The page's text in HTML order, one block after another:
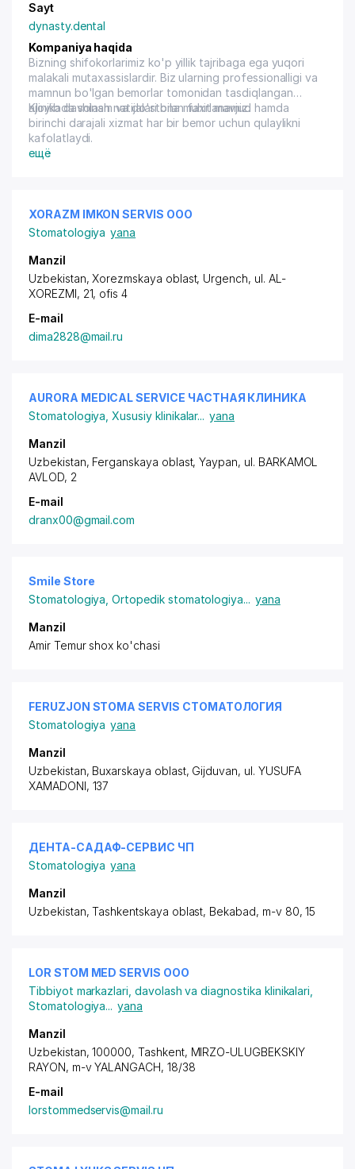
Sayt
dynasty.dental
Kompaniya haqida
Bizning shifokorlarimiz ko'p yillik tajribaga ega yuqori
malakali mutaxassislardir. Biz ularning professionalligi va
mamnun bo'lgan bemorlar tomonidan tasdiqlangan
ajoyib davolash natijalari bilan faxrlanamiz.
Klinikada shinam va do'stona muhit mavjud hamda
birinchi darajali xizmat har bir bemor uchun qulaylikni
kafolatlaydi.
ещё
XORAZM IMKON SERVIS ООО
Stomatologiya yana
Manzil
Uzbekistan, Xorezmskaya oblast, Urgench, ul. AL-
XOREZMI, 21, ofis 4
E-mail
dima2828@mail.ru
AURORA MEDICAL SERVICE ЧАСТНАЯ КЛИНИКА
Stomatologiya ,Xususiy klinikalar... yana
Manzil
Uzbekistan, Ferganskaya oblast, Yaypan, ul. BARKAMOL
AVLOD, 2
E-mail
dranx00@gmail.com
Smile Store
Stomatologiya ,Ortopedik stomatologiya... yana
Manzil
Amir Temur shox ko'chasi
FERUZJON STOMA SERVIS СТОМАТОЛОГИЯ
Stomatologiya yana
Manzil
Uzbekistan, Buxarskaya oblast, Gijduvan, ul. YUSUFA
XAMADONI, 137
ДЕНТА-САДАФ-СЕРВИС ЧП
Stomatologiya yana
Manzil
Uzbekistan, Tashkentskaya oblast, Bekabad, m-v 80, 15
LOR STOM MED SERVIS ООО
Tibbiyot markazlari, davolash va diagnostika klinikalari
Stomatologiya... yana
Manzil
Uzbekistan, 100000, Tashkent, MIRZO-ULUGBEKSKIY
RAYON, m-v YALANGACH, 18/38
E-mail
lorstommedservis@mail.ru